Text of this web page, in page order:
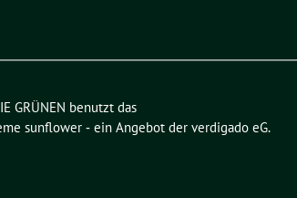
GRÜNEN benutzt das
sunflower ‐ ein Angebot der verdigado eG.